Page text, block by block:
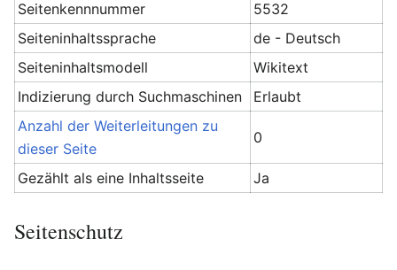
Seitenkennnummer
5532
Seiteninhaltssprache
de - Deutsch
Seiteninhaltsmodell
Wikitext
Indizierung durch Suchmaschinen
Erlaubt
Anzahl der Weiterleitungen zu
dieser Seite
0
Gezählt als eine Inhaltsseite Ja
Seitenschutz